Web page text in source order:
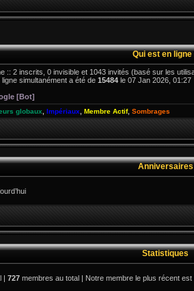
Qui est en ligne
:: 2 inscrits, 0 invisible et 1043 invités (basé sur les
simultanément a été de 15484 le 07 Jan 2026, 01:27
[Bot]
globaux Impériaux Membre Actif, Sombrages
Anniversaires
Statistiques
| 727 membres au total | Notre membre le plus récent est